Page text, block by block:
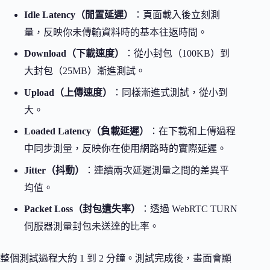
Idle Latency（閒置延遲）
：頁面載入後立刻測
量，反映你未傳輸資料時的基本往返時間。
Download（下載速度）
：從小封包（100KB）到
大封包（25MB）漸進測試。
Upload（上傳速度）
：同樣漸進式測試，從小到
大。
Loaded Latency（負載延遲）
：在下載和上傳過程
中同步測量，反映你在使用網路時的實際延遲。
Jitter（抖動）
：連續兩次延遲測量之間的差異平
均值。
Packet Loss（封包遺失率）
：透過 WebRTC TURN
伺服器測量封包未送達的比率。
整個測試過程大約 1 到 2 分鐘。測試完成後，畫面會顯